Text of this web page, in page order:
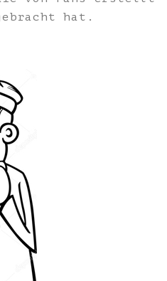
hat.